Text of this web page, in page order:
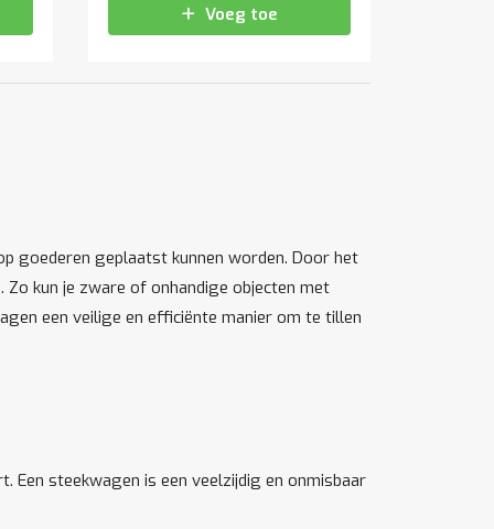
Voeg toe
goederen geplaatst kunnen worden. Door het
kun je zware of onhandige objecten met
een veilige en efficiënte manier om te tillen
Een steekwagen is een veelzijdig en onmisbaar